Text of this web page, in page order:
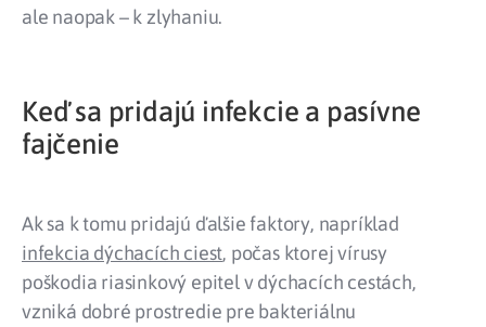
ale naopak – k zlyhaniu.
Keď sa pridajú infekcie a pasívne
fajčenie
Ak sa k tomu pridajú ďalšie faktory, napríklad
infekcia dýchacích ciest, počas ktorej vírusy
poškodia riasinkový epitel v dýchacích cestách,
vzniká dobré prostredie pre bakteriálnu